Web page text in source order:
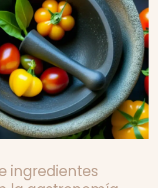
ingredientes